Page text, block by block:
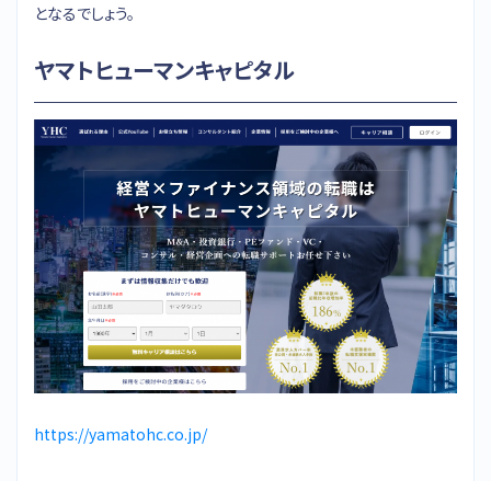
となるでしょう。
ヤマトヒューマンキャピタル
https://yamatohc.co.jp/